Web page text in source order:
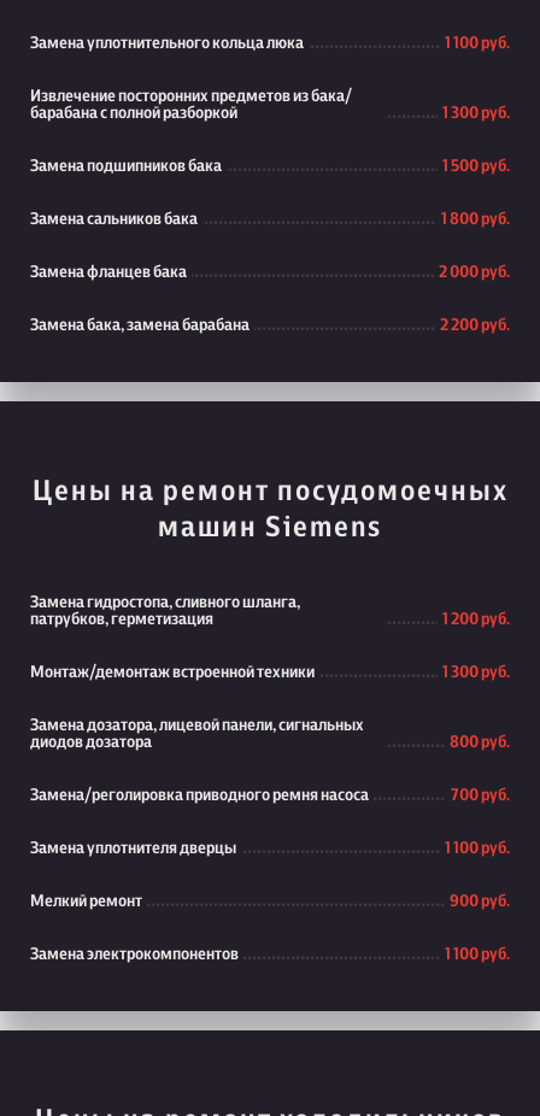
Замена уплотнительного кольца люка 1 100 руб.
Извлечение посторонних предметов из бака/
барабана с полной разборкой
1 300 руб.
Замена подшипников бака 1 500 руб.
Замена сальников бака 1 800 руб.
Замена фланцев бака 2 000 руб.
Замена бака, замена барабана 2 200 руб.
Цены на ремонт посудомоечных
машин Siemens
Замена гидростопа, сливного шланга,
патрубков, герметизация
1 200 руб.
Монтаж/демонтаж встроенной техники 1 300 руб.
Замена дозатора, лицевой панели, сигнальных
диодов дозатора
800 руб.
Замена/реголировка приводного ремня насоса 700 руб.
Замена уплотнителя дверцы 1 100 руб.
Мелкий ремонт 900 руб.
Замена электрокомпонентов 1 100 руб.